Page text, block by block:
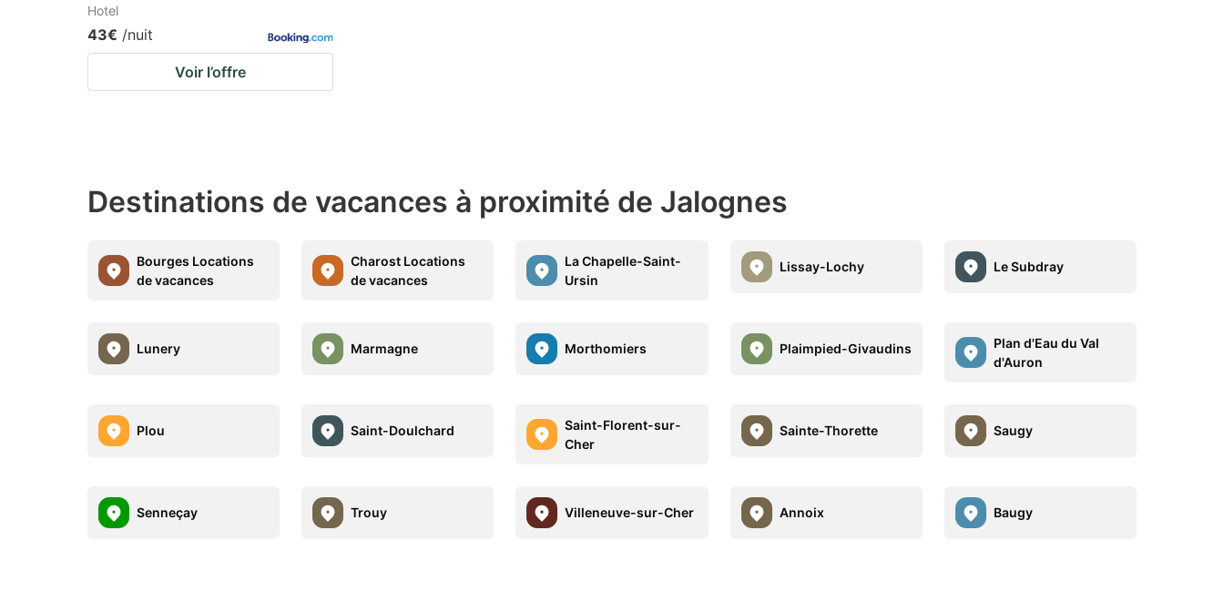
Hotel
43€ /nuit
Voir l’offre
Destinations de vacances à proximité de Jalognes
Bourges Locations
de vacances
Charost Locations
de vacances
La Chapelle-Saint-
Ursin
Lissay-Lochy Le Subdray
Lunery Marmagne Morthomiers Plaimpied-Givaudins
Plan d'Eau du Val
d'Auron
Plou Saint-Doulchard
Saint-Florent-sur-
Cher
Sainte-Thorette Saugy
Senneçay Trouy Villeneuve-sur-Cher Annoix Baugy